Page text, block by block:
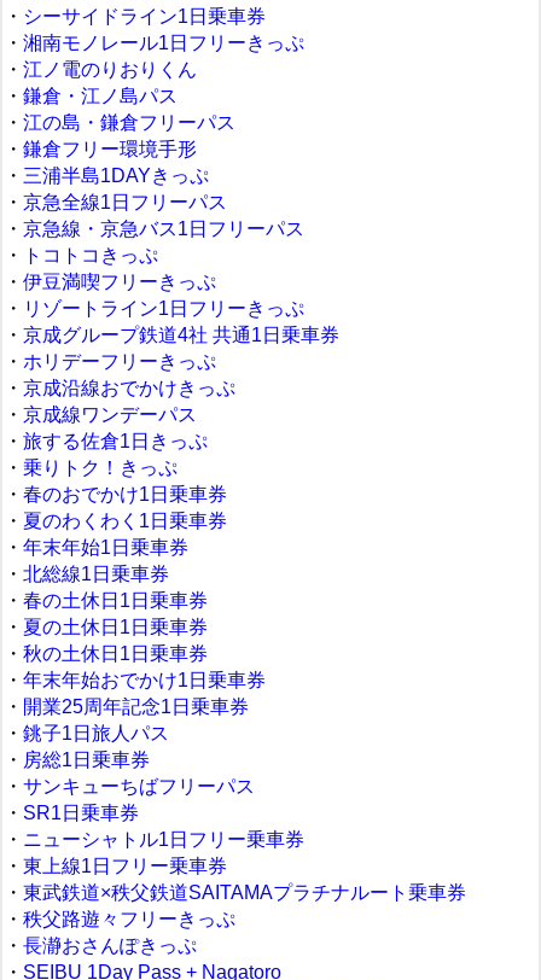
・ シーサイドライン1日乗車券
・ 湘南モノレール1日フリーきっぷ
・ 江ノ電のりおりくん
・ 鎌倉・江ノ島パス
・ 江の島・鎌倉フリーパス
・ 鎌倉フリー環境手形
・ 三浦半島1DAYきっぷ
・ 京急全線1日フリーパス
・ 京急線・京急バス1日フリーパス
・
トコトコきっぷ
・ 伊豆満喫フリーきっぷ
・ リゾートライン1日フリーきっぷ
・ 京成グループ鉄道4社 共通1日乗車券
・ ホリデーフリーきっぷ
・ 京成沿線おでかけきっぷ
・ 京成線ワンデーパス
・ 旅する佐倉1日きっぷ
・ 乗りトク！きっぷ
・ 春のおでかけ1日乗車券
・ 夏のわくわく1日乗車券
・ 年末年始1日乗車券
・ 北総線1日乗車券
・ 春の土休日1日乗車券
・ 夏の土休日1日乗車券
・ 秋の土休日1日乗車券
・ 年末年始おでかけ1日乗車券
・ 開業25周年記念1日乗車券
・ 銚子1日旅人パス
・ 房総1日乗車券
・ サンキューちばフリーパス
・ SR1日乗車券
・ ニューシャトル1日フリー乗車券
・ 東上線1日フリー乗車券
・ 東武鉄道×秩父鉄道SAITAMAプラチナルート乗車券
・ 秩父路遊々フリーきっぷ
・ 長瀞おさんぽきっぷ
・ SEIBU 1Day Pass + Nagatoro